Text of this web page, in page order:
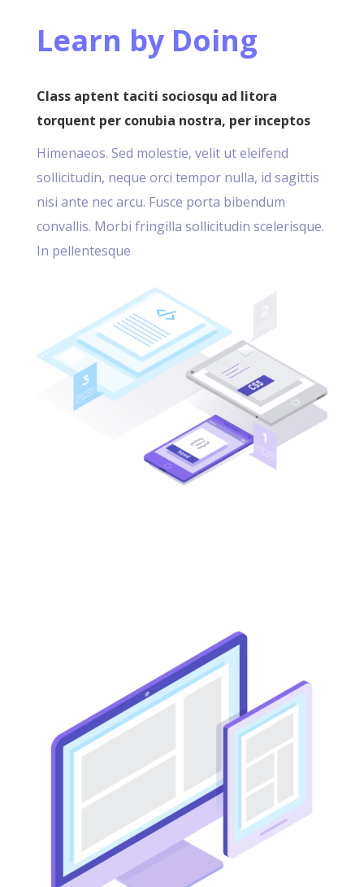
Learn by Doing
Class aptent taciti sociosqu ad litora
torquent per conubia nostra, per inceptos
Himenaeos. Sed molestie, velit ut eleifend
sollicitudin, neque orci tempor nulla, id sagittis
nisi ante nec arcu. Fusce porta bibendum
convallis. Morbi fringilla sollicitudin scelerisque.
In pellentesque